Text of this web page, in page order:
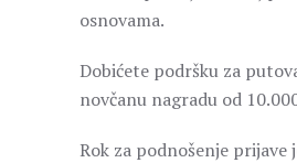
osnovama.
Dobićete podršku za
novčanu nagradu od
Rok za podnošenje prijave